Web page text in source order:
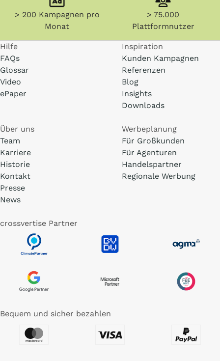
> 200 Kampagnen pro
Monat
> 75.000
Plattformnutzer
Hilfe
FAQs
Glossar
Video
ePaper
Inspiration
Kunden Kampagnen
Referenzen
Blog
Insights
Downloads
Über uns
Team
Karriere
Historie
Kontakt
Presse
News
Werbeplanung
Für Großkunden
Für Agenturen
Handelspartner
Regionale Werbung
crossvertise Partner
Bequem und sicher bezahlen